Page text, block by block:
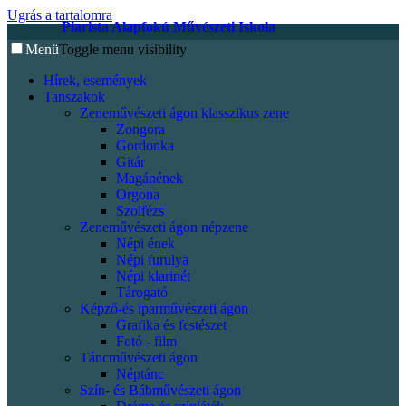
Ugrás a tartalomra
Piarista Alapfokú Művészeti Iskola
MenüToggle menu visibility
Hírek, események
Tanszakok
Zeneművészeti ágon klasszikus zene
Zongora
Gordonka
Gitár
Magánének
Orgona
Szolfézs
Zeneművészeti ágon népzene
Népi ének
Népi furulya
Népi klarinét
Tárogató
Képző-és iparművészeti ágon
Grafika és festészet
Fotó - film
Táncművészeti ágon
Néptánc
Szín- és Bábművészeti ágon